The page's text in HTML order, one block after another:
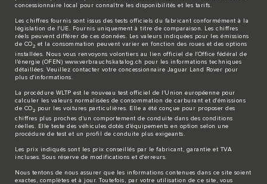
concessionnaire local pour connaître les disponibilités et les tarifs.
Les chiffres fournis sont issus des tests officiels du fabricant conformément à la
législation de l'UE. Fournis uniquement à titre de comparaison. Les chiffres
réels peuvent différer de ces données. Les valeurs indiquées pour les émissions
de CO2 et la consommation peuvent varier en fonction des roues et des options
installées. Nous vous renvoyons volontiers au lien officiel de l'Office fédéral de
l'énergie (OFEN) www.verbrauchskatalog.ch pour les informations techniques
détaillées. Veuillez contacter votre concessionnaire Jaguar Land Rover pour
plus d'informations.
La procédure WLTP est le nouveau test officiel de l'Union européenne pour
calculer les valeurs normalisées de consommation de carburant et d'émissions
de CO2
pour les voitures particulières. Elle a été conçue pour proposer des
chiffres plus proches d'un comportement de conduite dans des conditions
réelles. Elle teste des véhicules dotés d'équipements en option selon une
procédure de test et un profil de conduite plus exigeants.
Les prix indiqués sont les prix conseillés par le fabricant, garantie et TVA
incluses. Sous réserve de modifications et d'erreurs.
Nous tentons de nous assurer que les informations contenues dans ce site soient
exactes, complètes et à jour. Toutefois, par votre utilisation de ce site, vous